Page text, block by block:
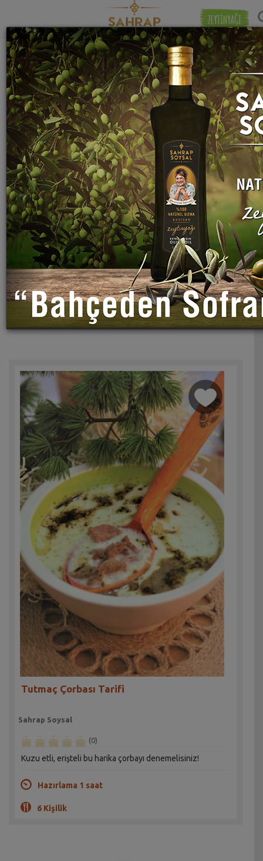
ZEYTİNYAĞI
"tutmaç
" etiketiyle eşleşen (1) tarif
bulundu.
Eşleşmeye
Tutmaç Çorbası Tarifi
Sahrap Soysal
(0)
Kuzu etli, erişteli bu harika çorbayı denemelisiniz!
Hazırlama 1 saat
6 Kişilik